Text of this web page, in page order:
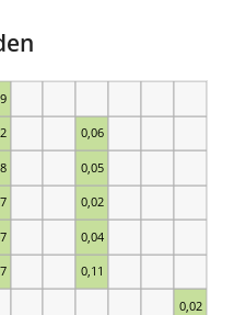
0,02
0,11
0,04
0,02
0,05
0,06